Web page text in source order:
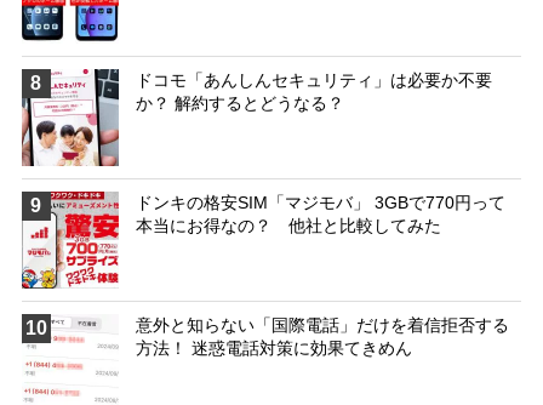
8
ドコモ「あんしんセキュリティ」は必要か不要
か？ 解約するとどうなる？
9
ドンキの格安SIM「マジモバ」 3GBで770円って
本当にお得なの？ 他社と比較してみた
10
意外と知らない「国際電話」だけを着信拒否する
方法！ 迷惑電話対策に効果てきめん